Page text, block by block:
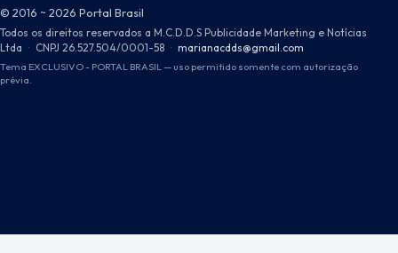
© 2016 ~ 2026 Portal Brasil
Todos os direitos reservados a M.C.D.D.S Publicidade Marketing e Notícias
Ltda · CNPJ 26.527.504/0001-58 · marianacdds@gmail.com
Tema EXCLUSIVO - PORTAL BRASIL — uso permitido somente com autorização
prévia.